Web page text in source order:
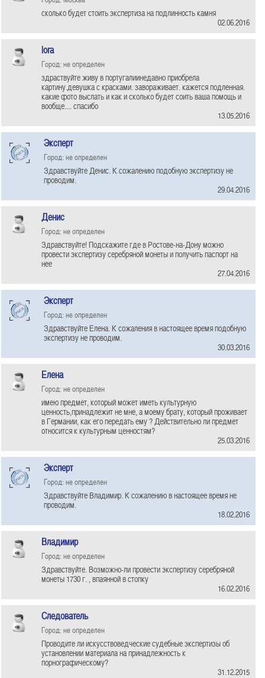
сколько будет стоить экспертиза на подлинность камня
02.06.2016
lora
Город: не определен
здраствуйте живу в португалиинедавно приобрела
картину.девушка с красками. завораживает. кажется подленная.
какие фото выслать и как и сколько будет соить ваша помощь и
вообще.... спасибо
13.05.2016
Эксперт
Город: не определен
Здравствуйте Денис. К сожалению подобную экспертизу не
проводим.
29.04.2016
Денис
Город: не определен
Здравствуйте! Подскажите где в Ростове-на-Дону можно
провести экспертизу серебряной монеты и получить паспорт на
нее
27.04.2016
Эксперт
Город: не определен
Здравствуйте Елена. К сожаления в настоящее время подобную
экспертизу не проводим.
30.03.2016
Елена
Город: не определен
имею предмет, который может иметь культурную
ценность,принадлежит не мне, а моему брату, который проживает
в Германии, как его передать ему ? Действительно ли предмет
относится к культурным ценностям?
25.03.2016
Эксперт
Город: не определен
Здравствуйте Владимир. К сожалению в настоящее время не
проводим.
18.02.2016
Владимир
Город: не определен
Здравствуйте. Возможно-ли провести экспертизу серебряной
монеты 1730 г. , впаянной в стопку
16.02.2016
Следователь
Город: не определен
Проводите ли искусствоведческие судебные экспертизы об
установлении материала на принадлежность к
порнографическому?
31.12.2015